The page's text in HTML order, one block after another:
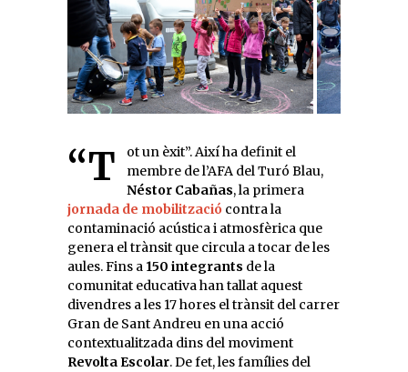
“Tot un èxit”. Així ha definit el
membre de l’AFA del Turó Blau,
Néstor Cabañas, la primera
jornada de mobilització contra la
contaminació acústica i atmosfèrica que
genera el trànsit que circula a tocar de les
aules. Fins a 150 integrants de la
comunitat educativa han tallat aquest
divendres a les 17 hores el trànsit del carrer
Gran de Sant Andreu en una acció
contextualitzada dins del moviment
Revolta Escolar. De fet, les famílies del